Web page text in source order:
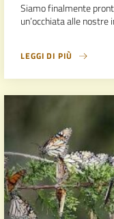
Siamo finalmente
un’occhiata alle
LEGGI DI PIÙ